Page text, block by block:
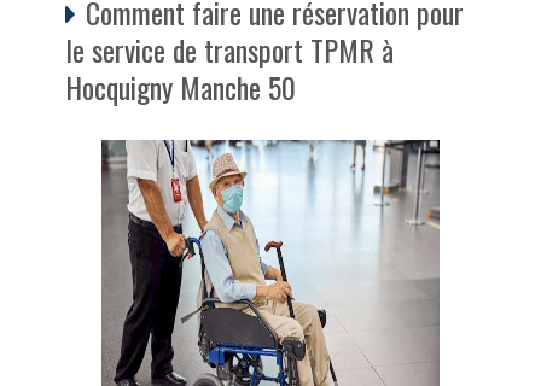
Comment faire une réservation pour
le service de transport TPMR à
Hocquigny Manche 50